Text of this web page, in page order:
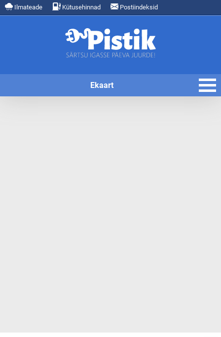
Ilmateade Kütusehinnad Postiindeksid
Ekaart